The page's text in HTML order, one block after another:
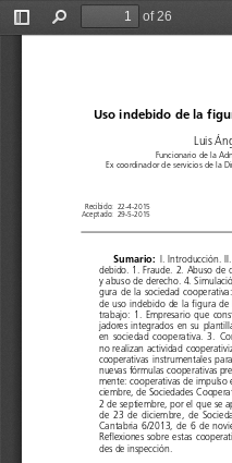
Toggle
Find
of 26
Uso indebido de la
Luis
Funcionario de la
Ex coordinador de servicios de la
  Recibido:
22-4-2015
Aceptado: 29-5-2015
Sumario:
I.  Introducción.
debido. 1. Fraude. 2. Abuso de
y abuso de derecho. 4.
gura  de  la  sociedad
de  uso  indebido  de  la  figura
trabajo:  1.  Empresario  que
jadores  integrados  en  su
en  sociedad  cooperativa.  3.
no  realizan  actividad
cooperativas  instrumentales
nuevas fórmulas cooperativas
mente: cooperativas de
ciembre, de Sociedades
2 de septiembre, por el que se
de  23  de  diciembre,  de
Cantabria  6/2013,  de  6  de
Reflexiones sobre estas
des de inspección.